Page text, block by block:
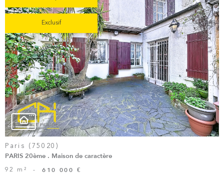
Exclusif
Voir le
Bien
Paris (75020)
PARIS 20ème . Maison de caractère
92 m² - 610 000 €